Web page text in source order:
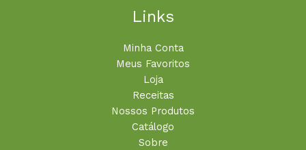
Links
Minha Conta
Meus Favoritos
Loja
Receitas
Nossos Produtos
Catálogo
Sobre